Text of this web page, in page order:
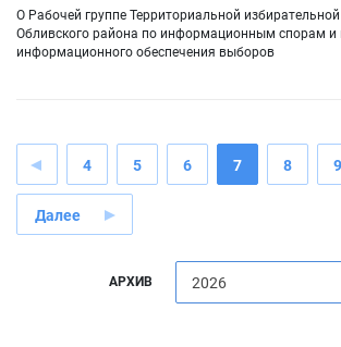
О Рабочей группе Территориальной
Обливского района по информационным спорам
информационного обеспечения выборов
4 5 6 7 8 9
Далее
АРХИВ 2026